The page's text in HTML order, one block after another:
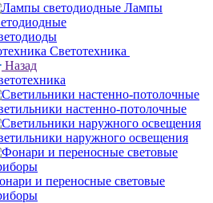
Лампы
Светотехника
Назад
настенно-потолочные
наружного освещения
и переносные световые